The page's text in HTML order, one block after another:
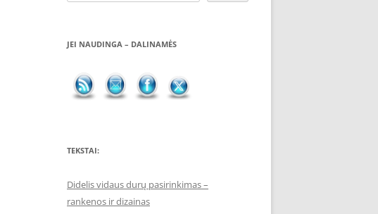
JEI NAUDINGA – DALINAMĖS
TEKSTAI:
Didelis vidaus durų pasirinkimas –
rankenos ir dizainas